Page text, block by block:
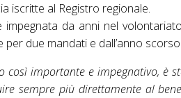
iscritte al Registro regionale.
da anni nel
per due mandati e dall’anno
importante e impegnativo, è
sempre più direttamente al